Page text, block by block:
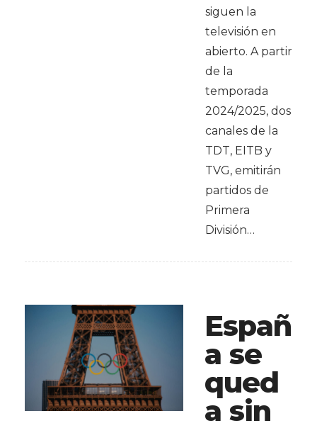
siguen la
televisión en
abierto. A partir
de la
temporada
2024/2025, dos
canales de la
TDT, EITB y
TVG, emitirán
partidos de
Primera
División…
Españ
a se
qued
a sin